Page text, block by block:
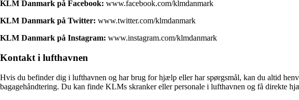
KLM Danmark på Facebook: www.facebook.com/klmdanmark
KLM Danmark på Twitter: www.twitter.com/klmdanmark
KLM Danmark på Instagram: www.instagram.com/klmdanmark
Kontakt i lufthavnen
Hvis du befinder dig i lufthavnen og har brug for hjælp eller har spørgsmål, kan du altid
bagagehåndtering. Du kan finde KLMs skranker eller personale i lufthavnen og få direkte